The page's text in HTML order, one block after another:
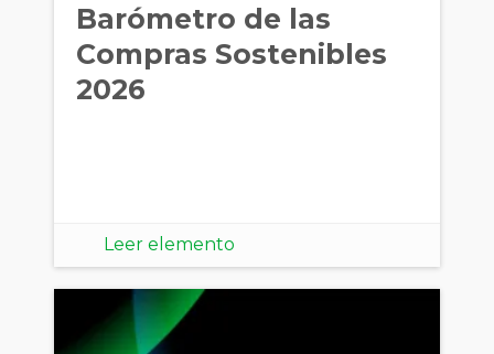
Barómetro de las
Compras Sostenibles
2026
Leer elemento